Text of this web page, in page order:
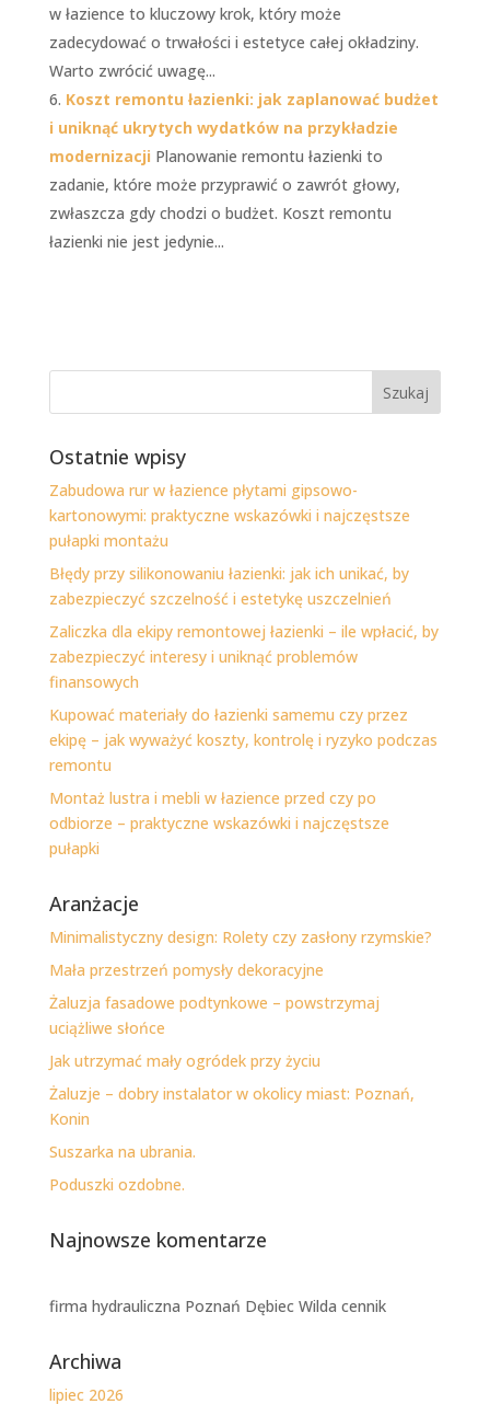
w łazience to kluczowy krok, który może
zadecydować o trwałości i estetyce całej okładziny.
Warto zwrócić uwagę...
Koszt remontu łazienki: jak zaplanować budżet
i uniknąć ukrytych wydatków na przykładzie
modernizacji Planowanie remontu łazienki to
zadanie, które może przyprawić o zawrót głowy,
zwłaszcza gdy chodzi o budżet. Koszt remontu
łazienki nie jest jedynie...
Ostatnie wpisy
Zabudowa rur w łazience płytami gipsowo-
kartonowymi: praktyczne wskazówki i najczęstsze
pułapki montażu
Błędy przy silikonowaniu łazienki: jak ich unikać, by
zabezpieczyć szczelność i estetykę uszczelnień
Zaliczka dla ekipy remontowej łazienki – ile wpłacić, by
zabezpieczyć interesy i uniknąć problemów
finansowych
Kupować materiały do łazienki samemu czy przez
ekipę – jak wyważyć koszty, kontrolę i ryzyko podczas
remontu
Montaż lustra i mebli w łazience przed czy po
odbiorze – praktyczne wskazówki i najczęstsze
pułapki
Aranżacje
Minimalistyczny design: Rolety czy zasłony rzymskie?
Mała przestrzeń pomysły dekoracyjne
Żaluzja fasadowe podtynkowe – powstrzymaj
uciążliwe słońce
Jak utrzymać mały ogródek przy życiu
Żaluzje – dobry instalator w okolicy miast: Poznań,
Konin
Suszarka na ubrania.
Poduszki ozdobne.
Najnowsze komentarze
firma hydrauliczna Poznań Dębiec Wilda cennik
Archiwa
lipiec 2026